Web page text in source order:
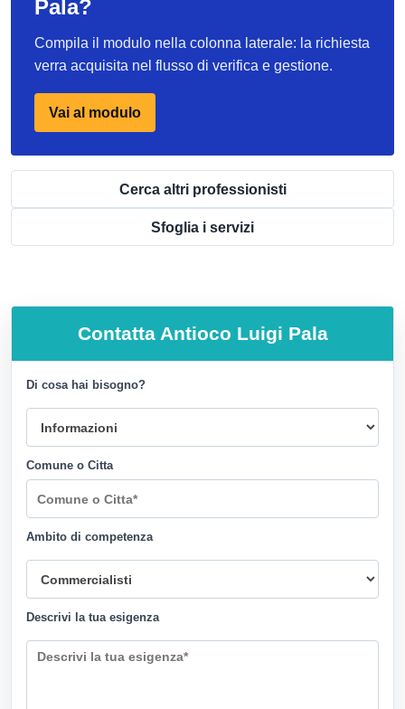
Pala?
Compila il modulo nella colonna laterale: la richiesta
verra acquisita nel flusso di verifica e gestione.
Vai al modulo
Cerca altri professionisti
Sfoglia i servizi
Contatta Antioco Luigi Pala
Di cosa hai bisogno?
Comune o Citta
Ambito di competenza
Descrivi la tua esigenza